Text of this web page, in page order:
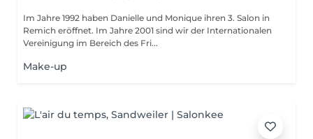
Im Jahre 1992 haben Danielle und Monique ihren 3. Salon in
Remich eröffnet. Im Jahre 2001 sind wir der Internationalen
Vereinigung im Bereich des Fri...
Make-up